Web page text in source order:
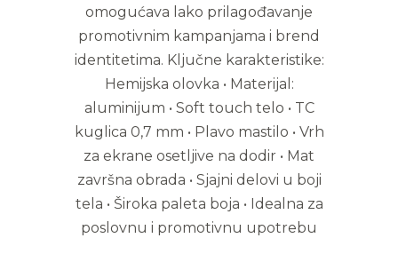
omogućava lako prilagođavanje
promotivnim kampanjama i brend
identitetima. Ključne karakteristike:
Hemijska olovka • Materijal:
aluminijum • Soft touch telo • TC
kuglica 0,7 mm • Plavo mastilo • Vrh
za ekrane osetljive na dodir • Mat
završna obrada • Sjajni delovi u boji
tela • Široka paleta boja • Idealna za
poslovnu i promotivnu upotrebu